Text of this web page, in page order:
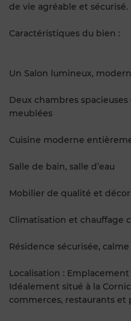
de vie agréable et sécurisé.
Caractéristiques du bien :
Un Salon lumineux,
Deux chambres
meublées
Cuisine moderne
Salle de bain, salle d’eau
Mobilier de qualité et
Climatisation et chauffage
Résidence sécurisée,
Localisation :
Idéalement situé à la
commerces, restaurants et